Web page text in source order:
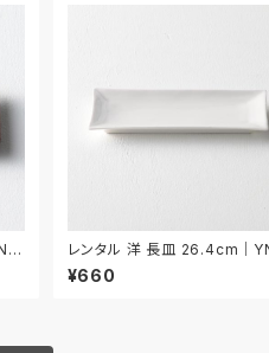
レンタル 洋 長皿 26.4cm｜
A005
¥660